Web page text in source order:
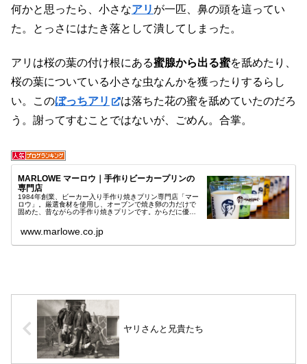
何かと思ったら、小さなアリ が一匹、鼻の頭を這ってい
た。とっさにはたき落として潰してしまった。
アリは桜の葉の付け根にある蜜腺から出る蜜を舐めたり、
桜の葉についている小さな虫なんかを獲ったりするらし
い。このぼっちアリ
は落ちた花の蜜を舐めていたのだろ
う。謝ってすむことではないが、ごめん。合掌。
MARLOWE マーロウ｜手作りビーカープリンの
専門店
1984年創業、ビーカー入り手作り焼きプリン専門店「マー
ロウ」。厳選食材を使用し、オーブンで焼き卵の力だけで
固めた、昔ながらの手作り焼きプリンです。からだに優し
安心してお召し上がりいただけ...
www.marlowe.co.jp
ヤリさんと兄貴たち